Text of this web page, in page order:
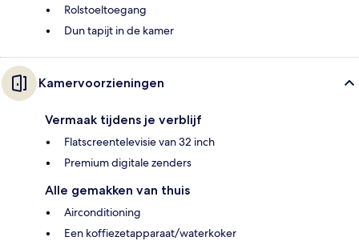
Rolstoeltoegang
Dun tapijt in de kamer
Kamervoorzieningen
Vermaak tijdens je verblijf
Flatscreentelevisie van 32 inch
Premium digitale zenders
Alle gemakken van thuis
Airconditioning
Een koffiezetapparaat/waterkoker